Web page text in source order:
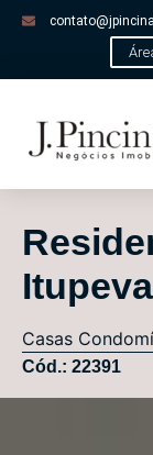
Casas
Cód.: 22391